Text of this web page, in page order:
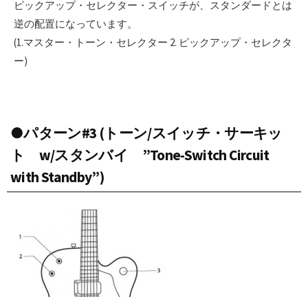
ピックアップ・セレクター・スイッチが、スタンダードとは
逆の配置になっています。
(1.マスター・トーン・セレクター 2. ピックアップ・セレクタ
ー)
●パターン#3 (トーン/スイッチ・サーキッ
ト w/スタンバイ ”Tone-Switch Circuit
with Standby”)